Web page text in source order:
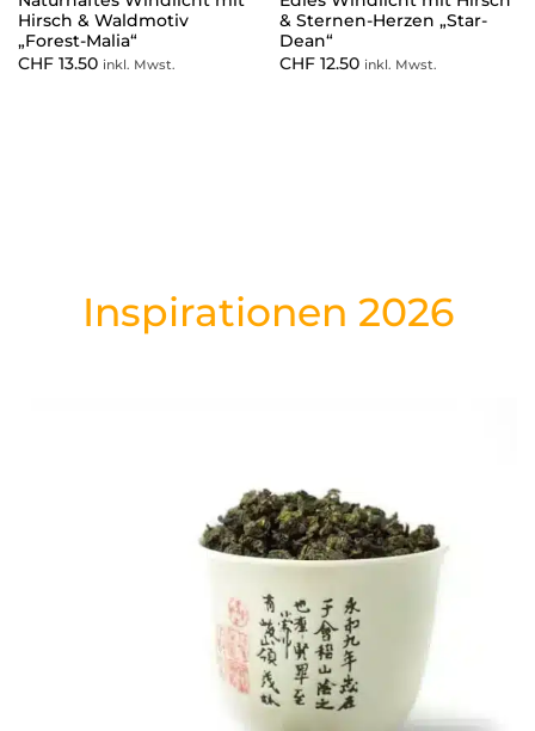
Hirsch & Waldmotiv
„Forest-Malia“
CHF13.50 inkl. Mwst.
& Sternen-Herzen „Star-
Dean“
CHF12.50 inkl. Mwst.
Inspirationen 2026